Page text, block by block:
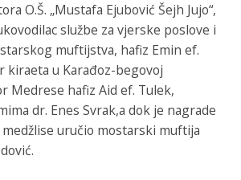
O.Š. „Mustafa Ejubović Šejh Jujo“,
službe za vjerske poslove i
muftijstva, hafiz Emin ef.
kiraeta u Karađoz-begovoj
Medrese hafiz Aid ef. Tulek,
dr. Enes Svrak,a dok je nagrade
uručio mostarski muftija